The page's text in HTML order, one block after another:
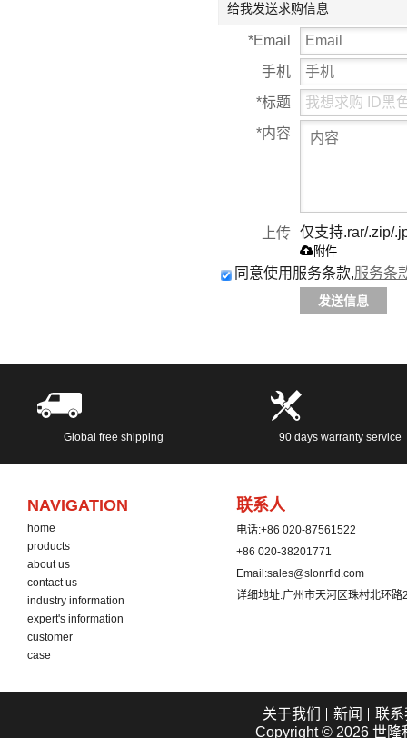
给我发送求购信息
*Email
手机
*标题
*内容
上传 仅支持.rar/.zip/
附件
同意使用服务条款,服务条
发送信息
Global free shipping 90 days warranty service
NAVIGATION
home
products
about us
contact us
industry information
expert's information
customer
case
联系人
电话:+86 020-87561522
+86 020-38201771
Email:sales@slonrfid.com
详细地址:广州市天河区珠村北环
关于我们 新闻
联
Copyright © 2026 世隆